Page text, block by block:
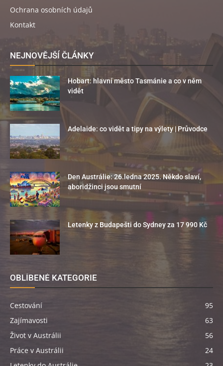
Ochrana osobních údajů
Kontakt
NEJNOVĚJŠÍ ČLÁNKY
Hobart: hlavní město Tasmánie a co v něm
vidět
Adelaide: co vidět a tipy na výlety | Průvodce
Den Austrálie: 26.ledna 2025. Někdo slaví,
aboridžinci jsou smutní
Letenky z Budapešti do Sydney za 17 990 Kč
OBLÍBENÉ KATEGORIE
Cestování
95
Zajímavosti
63
Život v Austrálii
56
Práce v Austrálii
24